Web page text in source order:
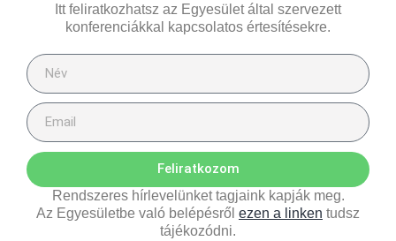
Itt feliratkozhatsz az Egyesület által szervezett
konferenciákkal kapcsolatos értesítésekre.
Feliratkozom
Rendszeres hírlevelünket tagjaink kapják meg.
Az Egyesületbe való belépésről ezen a linken tudsz
tájékozódni.